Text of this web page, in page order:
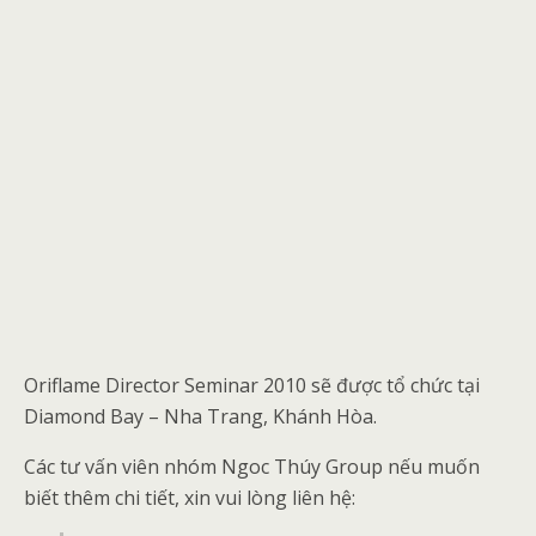
Oriflame Director Seminar 2010 sẽ được tổ chức tại
Diamond Bay – Nha Trang, Khánh Hòa.
Các tư vấn viên nhóm Ngoc Thúy Group nếu muốn
biết thêm chi tiết, xin vui lòng liên hệ: